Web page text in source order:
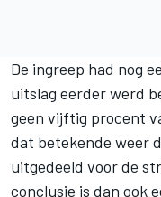
De ingreep had nog
uitslag eerder werd
geen vijftig procent
dat betekende weer
uitgedeeld voor de
conclusie is dan ook